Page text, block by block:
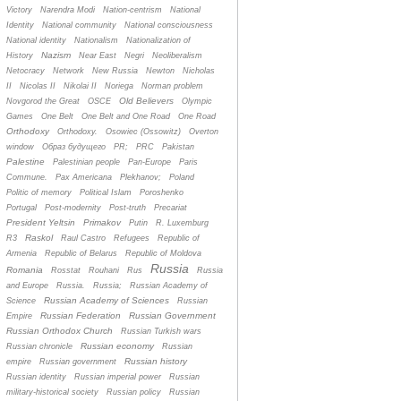
Victory Narendra Modi Nation-centrism
National
Identity
National community
National consciousness
National identity
Nationalism
Nationalization of
History
Nazism Near East Negri
Neoliberalism
Netocracy
Network New Russia Newton
Nicholas
II
Nicolas II Nikolai II Noriega
Norman problem
Novgorod the Great
OSCE Old Believers
Olympic
Games
One Belt One Belt and One Road One Road
Orthodoxy Orthodoxy. Osowiec (Ossowitz)
Overton
window
Oбраз будущего PR; PRC Pakistan
Palestine Palestinian people Pan-Europe
Paris
Commune.
Pax Americana Plekhanov;
Poland
Politic of memory
Political Islam
Poroshenko
Portugal
Post-modernity Post-truth Precariat
President Yeltsin Primakov Putin
R. Luxemburg
R3
Raskol Raul Castro Refugees
Republic of
Armenia
Republic of Belarus Republic of Moldova
Romania Rosstat Rouhani Rus Russia
Russia
and Europe
Russia. Russia;
Russian Academy of
Science
Russian Academy of Sciences
Russian
Empire
Russian Federation
Russian Government
Russian Orthodox Church
Russian Turkish wars
Russian chronicle
Russian economy
Russian
empire
Russian government Russian history
Russian identity Russian imperial power
Russian
military-historical society
Russian policy Russian